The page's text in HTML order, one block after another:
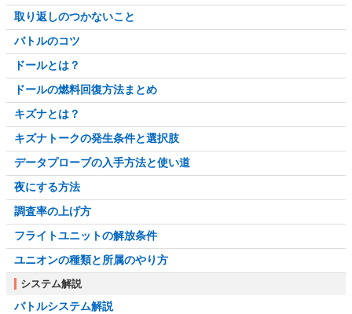
取り返しのつかないこと
バトルのコツ
ドールとは？
ドールの燃料回復方法まとめ
キズナとは？
キズナトークの発生条件と選択肢
データプローブの入手方法と使い道
夜にする方法
調査率の上げ方
フライトユニットの解放条件
ユニオンの種類と所属のやり方
システム解説
バトルシステム解説